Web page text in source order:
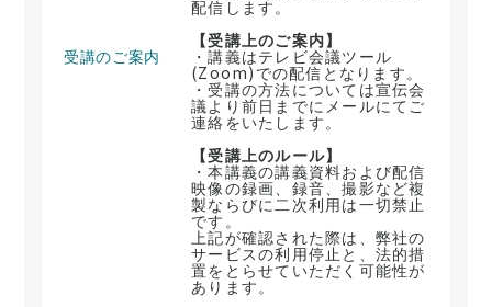
受講のご案内
配信します。
【受講上のご案内】
・講義はテレビ会議ツール
(Zoom)での配信となります。
・受講の方法については宣伝会
議より前日までにメールにてご
連絡をいたします。
【受講上のルール】
・本講義の講義資料および配信
映像の録画、録音、撮影など複
製ならびに二次利用は一切禁止
です。
上記が確認された際は、弊社の
サービスの利用停止と、法的措
置をとらせていただく可能性が
あります。